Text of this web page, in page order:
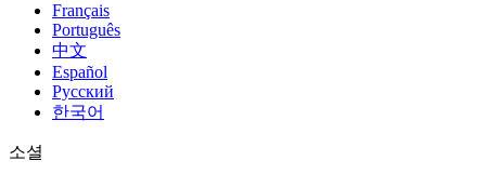
Français
Português
中文
Español
Русский
한국어
소셜